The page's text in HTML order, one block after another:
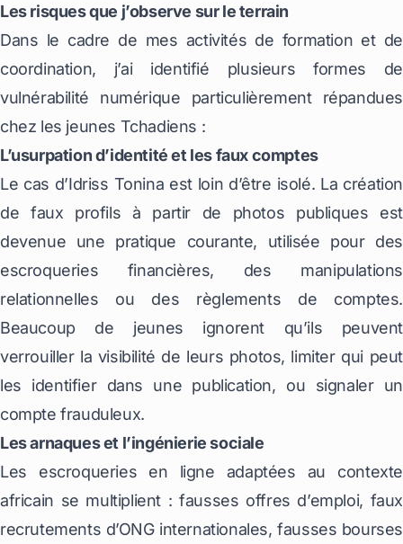
Les risques que j’observe sur le terrain
Dans le cadre de mes activités de formation et de
coordination, j’ai identifié plusieurs formes de
vulnérabilité numérique particulièrement répandues
chez les jeunes Tchadiens :
L’usurpation d’identité et les faux comptes
Le cas d’Idriss Tonina est loin d’être isolé. La création
de faux profils à partir de photos publiques est
devenue une pratique courante, utilisée pour des
escroqueries financières, des manipulations
relationnelles ou des règlements de comptes.
Beaucoup de jeunes ignorent qu’ils peuvent
verrouiller la visibilité de leurs photos, limiter qui peut
les identifier dans une publication, ou signaler un
compte frauduleux.
Les arnaques et l’ingénierie sociale
Les escroqueries en ligne adaptées au contexte
africain se multiplient : fausses offres d’emploi, faux
recrutements d’ONG internationales, fausses bourses